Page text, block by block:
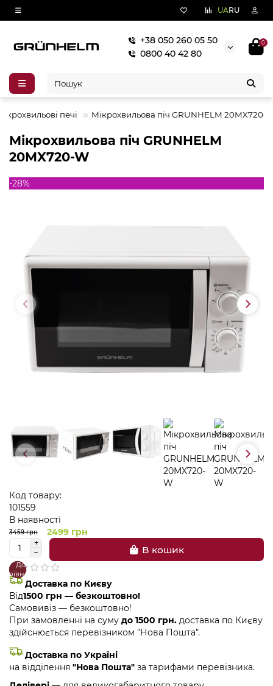
UARU
+38 050 260 05 50
0800 40 42 80
0
печі Мікрохвильова піч GRUNHELM 20MX720-
Мікрохвильова піч GRUNHELM
20MX720-W
-28%
Код товару:
101559
В наявності
3459 грн 2499 грн
В кошик
В
закладки
До
Доставка по Києву
Від1500 грн — безкоштовно!
Самовивіз — безкоштовно!
При замовленні на суму до 1500 грн. доставка по Києву
здійснюється перевізником "Нова Пошта".
Доставка по Україні
на відділення "Нова Пошта" за тарифами перевізника.